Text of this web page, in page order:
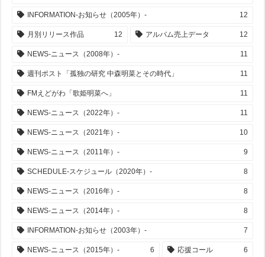
INFORMATION-お知らせ（2005年）- 12
月別リリース作品 12 アルバム売上データ 12
NEWS-ニュース（2008年）- 11
週刊ポスト「孤独の研究 中森明菜とその時代」 11
FMえどがわ「歌姫明菜へ」 11
NEWS-ニュース（2022年）- 11
NEWS-ニュース（2021年）- 10
NEWS-ニュース（2011年）- 9
SCHEDULE-スケジュール（2020年）- 8
NEWS-ニュース（2016年）- 8
NEWS-ニュース（2014年）- 8
INFORMATION-お知らせ（2003年）- 7
NEWS-ニュース（2015年）- 6 応援コール 6